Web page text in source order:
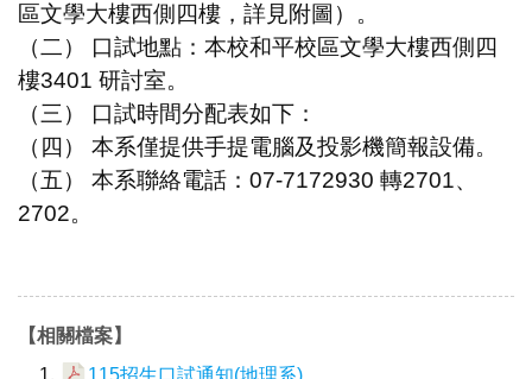
區文學大樓西側四樓，詳見附圖）。
（二） 口試地點：本校和平校區文學大樓西側四
樓3401 研討室。
（三） 口試時間分配表如下：
（四） 本系僅提供手提電腦及投影機簡報設備。
（五） 本系聯絡電話：07-7172930 轉2701、
2702。
【相關檔案】
115招生口試通知(地理系)